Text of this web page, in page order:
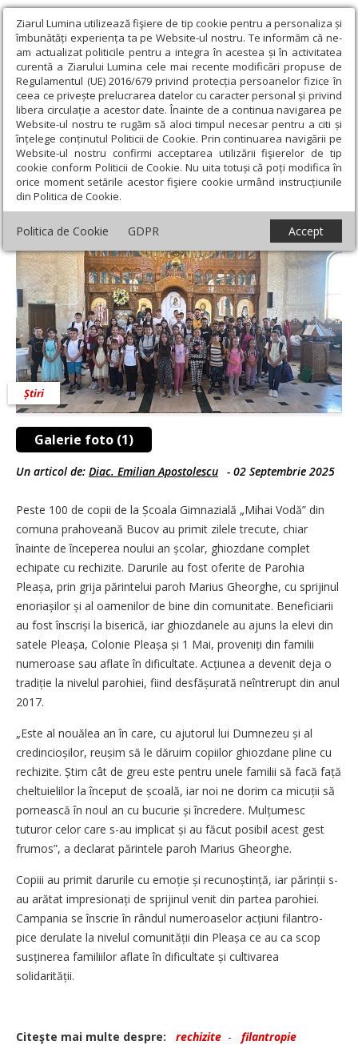
Ziarul Lumina utilizează fişiere de tip cookie pentru a personaliza și
îmbunătăți experiența ta pe Website-ul nostru. Te informăm că ne-
am actualizat politicile pentru a integra în acestea și în activitatea
curentă a Ziarului Lumina cele mai recente modificări propuse de
Regulamentul (UE) 2016/679 privind protecția persoanelor fizice în
ceea ce privește prelucrarea datelor cu caracter personal și privind
libera circulație a acestor date. Înainte de a continua navigarea pe
Website-ul nostru te rugăm să aloci timpul necesar pentru a citi și
înțelege conținutul Politicii de Cookie. Prin continuarea navigării pe
Website-ul nostru confirmi acceptarea utilizării fişierelor de tip
cookie conform Politicii de Cookie. Nu uita totuși că poți modifica în
orice moment setările acestor fişiere cookie urmând instrucțiunile
din Politica de Cookie.
Politica de Cookie GDPR Accept
Ziarul Lumina › Actualitate religioasă › Știri › Parohia Pleașa,
aproape de copii la început de an școlar
Parohia Pleașa, aproape de copii la început
de an școlar
Galerie foto (1)
Știri
Un articol de: Diac. Emilian Apostolescu - 02 Septembrie 2025
Peste 100 de copii de la Școala Gimnazială „Mihai Vodă” din
comuna prahoveană Bucov au primit zilele trecute, chiar
înainte de începerea noului an școlar, ghiozdane complet
echipate cu rechizite. Darurile au fost oferite de Parohia
Pleașa, prin grija părintelui paroh Marius Gheorghe, cu sprijinul
enoriașilor și al oamenilor de bine din comunitate. Beneficiarii
au fost înscriși la biserică, iar ghiozdanele au ajuns la elevi din
satele Pleașa, Colonie Pleașa și 1 Mai, proveniți din familii
numeroase sau aflate în dificultate. Acțiunea a devenit deja o
tradiție la nivelul parohiei, fiind desfășurată neîntrerupt din anul
2017.
„Este al nouălea an în care, cu ajutorul lui Dumnezeu și al
credin­cioșilor, reușim să le dăruim copiilor ghiozdane pline cu
rechizite. Știm cât de greu este pentru unele familii să facă față
cheltuielilor la început de școală, iar noi ne dorim ca micuții să
pornească în noul an cu bucurie și încredere. Mulțumesc
tuturor celor care s-au implicat și au făcut posibil acest gest
frumos”, a declarat părintele paroh Marius Gheorghe.
Copiii au primit darurile cu emoție și recunoștință, iar părinții s-
au arătat impresionați de sprijinul venit din partea parohiei.
Campania se înscrie în rândul ­numeroaselor acțiuni filantro­-
pice derulate la nivelul comuni­­tă­­­ții din Pleașa ce au ca scop
susținerea familiilor aflate în dificultate și cultivarea
solidarității.
Citeşte mai multe despre: rechizite - filantropie